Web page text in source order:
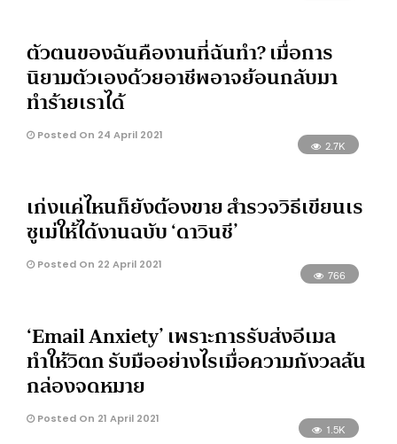
ตัวตนของฉันคืองานที่ฉันทำ? เมื่อการ
นิยามตัวเองด้วยอาชีพอาจย้อนกลับมา
ทำร้ายเราได้
Posted On 24 April 2021
2.7K
เก่งแค่ไหนก็ยังต้องขาย สำรวจวิธีเขียนเร
ซูเม่ให้ได้งานฉบับ ‘ดาวินชี’
Posted On 22 April 2021
766
‘Email Anxiety’ เพราะการรับส่งอีเมล
ทำให้วิตก รับมืออย่างไรเมื่อความกังวลล้น
กล่องจดหมาย
Posted On 21 April 2021
1.5K